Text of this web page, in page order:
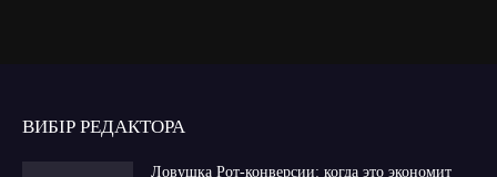
ВИБІР РЕДАКТОРА
Ловушка Рот-конверсии: когда это экономит